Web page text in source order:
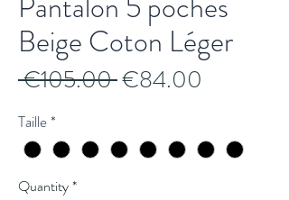
Beige Coton Léger
€105.00 Regular
€84.00
Taille*
Quantity*